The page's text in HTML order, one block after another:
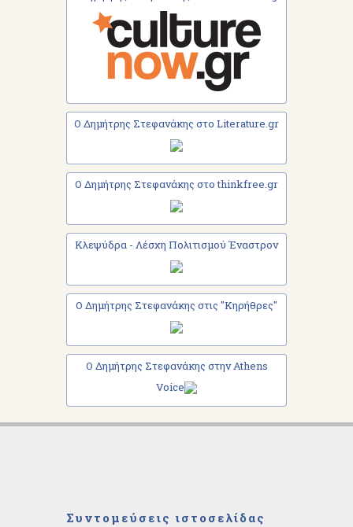
Ο Δημήτρης Στεφανάκης στο Literature.gr
Ο Δημήτρης Στεφανάκης στο thinkfree.gr
Κλεψύδρα - Λέσχη Πολιτισμού Έναστρον
Ο Δημήτρης Στεφανάκης στις "Κηρήθρες"
Ο Δημήτρης Στεφανάκης στην Athens
Voice
Συντομεύσεις ιστοσελίδας